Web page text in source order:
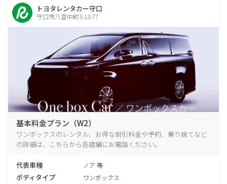
トヨタレンタカー守口
守口市八雲中町3-13-77
基本料金プラン（W2）
ワンボックスのレンタル、お得な割引料金や予約、乗り捨てなど
の詳細は、こちらから各店舗にお電話ください。
代表車種 ノア 等
ボディタイプ ワンボックス